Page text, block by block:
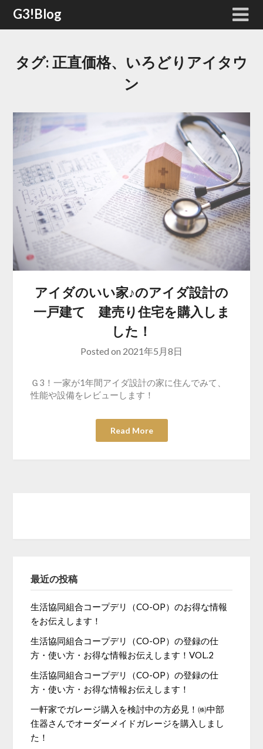
SkipG3!Blog
タグ: 正直価格、いろどりアイタウ
ン
アイダのいい家♪のアイダ設計の
一戸建て 建売り住宅を購入しま
した！
Posted on 2021年5月8日
Ｇ3！一家が1年間アイダ設計の家に住んでみて、
性能や設備をレビューします！
Read More
最近の投稿
生活協同組合コープデリ（CO-OP）のお得な情報
をお伝えします！
生活協同組合コープデリ（CO-OP）の登録の仕
方・使い方・お得な情報お伝えします！VOL.2
生活協同組合コープデリ（CO-OP）の登録の仕
方・使い方・お得な情報お伝えします！
一軒家でガレージ購入を検討中の方必見！㈱中部
住器さんでオーダーメイドガレージを購入しまし
た！